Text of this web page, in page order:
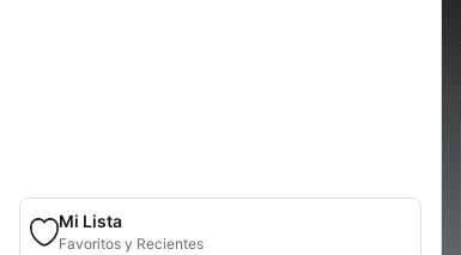
Mi Lista
Favoritos y Recientes